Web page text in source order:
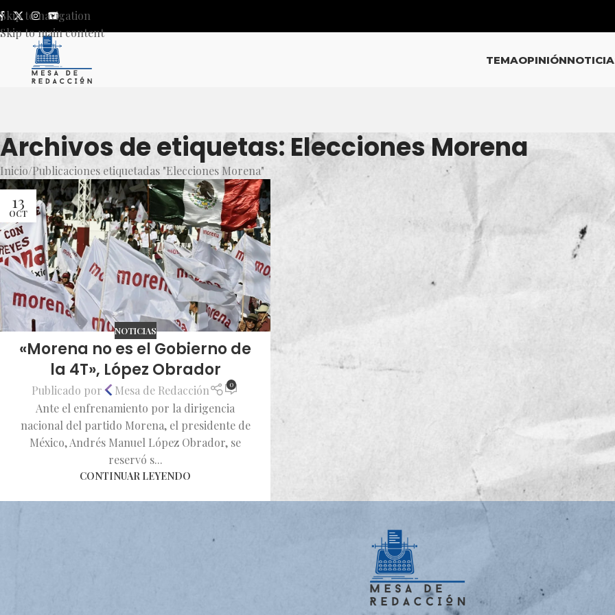
Skip to navigation
Skip to main content
TEMAOPINIÓN
Archivos de etiquetas: Elecciones Morena
Inicio Publicaciones etiquetadas "Elecciones Morena"
13
OCT
NOTICIAS
«Morena no es el Gobierno de
la 4T», López Obrador
Publicado por Mesa de Redacción 0
Ante el enfrenamiento por la dirigencia
nacional del partido Morena, el presidente de
México, Andrés Manuel López Obrador, se
reservó s...
CONTINUAR LEYENDO